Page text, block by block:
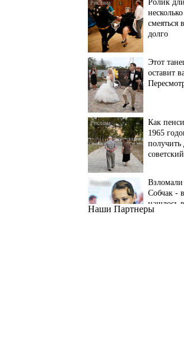
долго
Этот
Взломали
Ржу не
Наши Партнеры